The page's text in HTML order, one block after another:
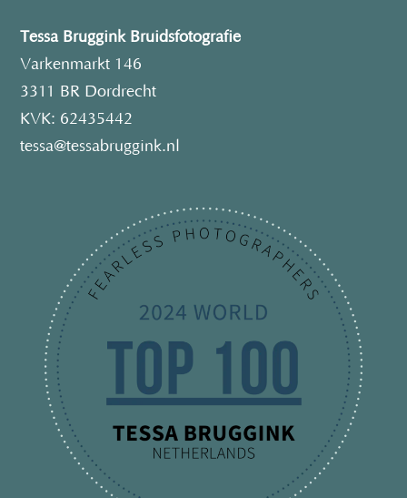
Tessa Bruggink Bruidsfotografie
Varkenmarkt 146
3311 BR Dordrecht
KVK: 62435442
tessa@tessabruggink.nl